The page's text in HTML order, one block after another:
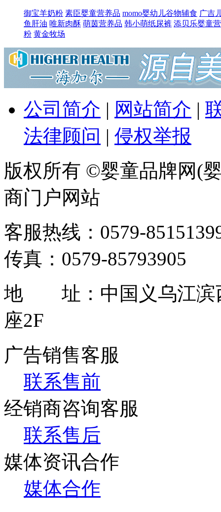
御宝羊奶粉 素臣婴童营养品 momo婴幼儿谷物辅食 广吉
鱼肝油 唯新肉酥 萌​茵营养品 韩小萌纸尿裤 添贝乐婴童
粉 黄金牧场
公司简介 | 网站简介 |
法律顾问 | 侵权举报
版权所有 ©婴童品牌网(
商门户网站
客服热线：0579-
传真：0579-85793905
地 址：中国义乌江滨
座2F
广告销售客服
联系售前
经销商咨询客服
联系售后
媒体资讯合作
媒体合作